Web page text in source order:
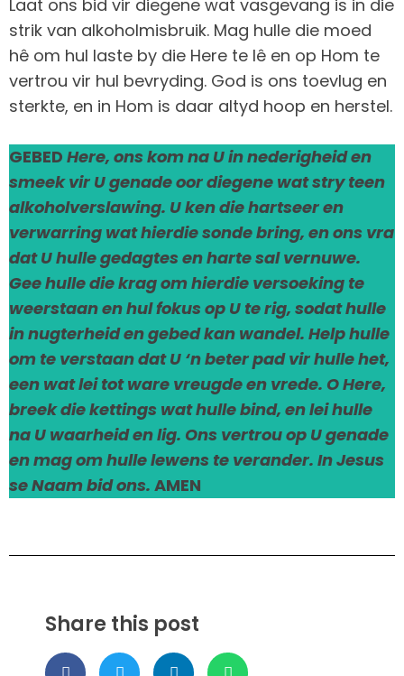
Laat ons bid vir diegene wat vasgevang is in die
strik van alkoholmisbruik. Mag hulle die moed
hê om hul laste by die Here te lê en op Hom te
vertrou vir hul bevryding. God is ons toevlug en
sterkte, en in Hom is daar altyd hoop en herstel.
GEBED Here, ons kom na U in nederigheid en
smeek vir U genade oor diegene wat stry teen
alkoholverslawing. U ken die hartseer en
verwarring wat hierdie sonde bring, en ons vra
dat U hulle gedagtes en harte sal vernuwe.
Gee hulle die krag om hierdie versoeking te
weerstaan en hul fokus op U te rig, sodat hulle
in nugterheid en gebed kan wandel. Help hulle
om te verstaan dat U ‘n beter pad vir hulle het,
een wat lei tot ware vreugde en vrede. O Here,
breek die kettings wat hulle bind, en lei hulle
na U waarheid en lig. Ons vertrou op U genade
en mag om hulle lewens te verander. In Jesus
se Naam bid ons. AMEN
Share this post